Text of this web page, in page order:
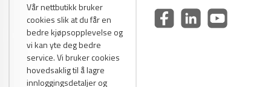
Vår nettbutikk bruker
cookies slik at du får en
bedre kjøpsopplevelse og
vi kan yte deg bedre
service. Vi bruker cookies
hovedsaklig til å lagre
innloggingsdetaljer og